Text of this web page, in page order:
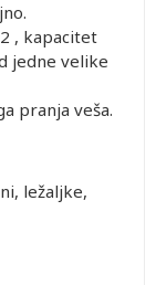
, kapacitet
jedne velike
pranja veša.
ležaljke,